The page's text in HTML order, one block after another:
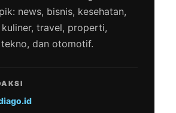
news, bisnis, kesehatan,
travel, properti,
dan otomotif.